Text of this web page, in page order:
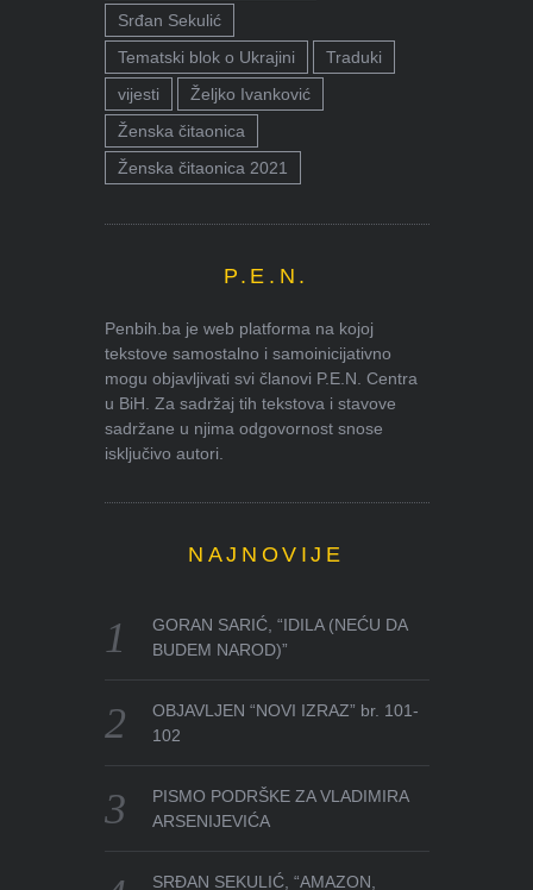
Srđan Sekulić
Tematski blok o Ukrajini
Traduki
vijesti
Željko Ivanković
Ženska čitaonica
Ženska čitaonica 2021
P.E.N.
Penbih.ba je web platforma na kojoj
tekstove samostalno i samoinicijativno
mogu objavljivati svi članovi P.E.N. Centra
u BiH. Za sadržaj tih tekstova i stavove
sadržane u njima odgovornost snose
isključivo autori.
NAJNOVIJE
GORAN SARIĆ, “IDILA (NEĆU DA
BUDEM NAROD)”
OBJAVLJEN “NOVI IZRAZ” br. 101-
102
PISMO PODRŠKE ZA VLADIMIRA
ARSENIJEVIĆA
SRĐAN SEKULIĆ, “AMAZON,